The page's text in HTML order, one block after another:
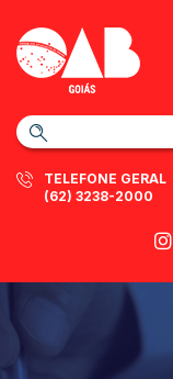
TELEFONE GERAL
(62) 3238-2000